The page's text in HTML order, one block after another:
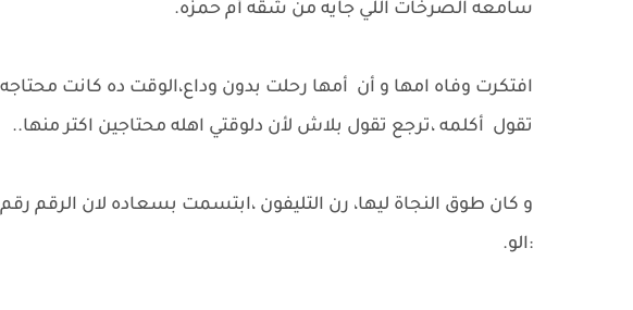
سامعه الصرخات اللي جايه من شقه أم حمزه.
افتكرت وفاه امها و أن أمها رحلت بدون وداع،الوقت ده كانت
تقول أكلمه ،ترجع تقول بلاش لأن دلوقتي اهله محتاجين اكتر منها..
و كان طوق النجاة ليها، رن التليفون ،ابتسمت بسعاده لان
:الو.